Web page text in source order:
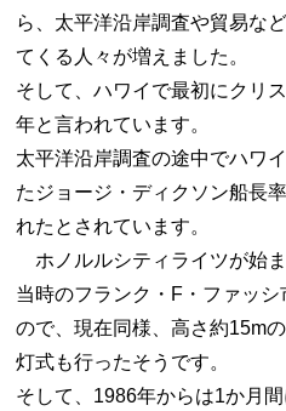
ら、太平洋沿岸調査や貿易な
てくる人々が増えました。
そして、ハワイで最初にクリ
年と言われています。
太平洋沿岸調査の途中でハワ
たジョージ・ディクソン船長
れたとされています。
ホノルルシティライツが始
当時のフランク・F・ファッ
ので、現在同様、高さ約15m
灯式も行ったそうです。
そして、1986年からは1か月